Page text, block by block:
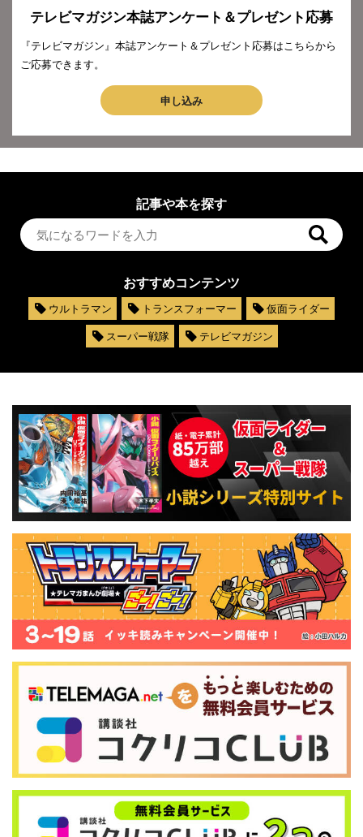
テレビマガジン本誌アンケート＆プレゼント応募
『テレビマガジン』本誌アンケート＆プレゼント応募はこちらから
ご応募できます。
申し込み
記事や本を探す
おすすめコンテンツ
ウルトラマン トランスフォーマー
仮面ライダー
スーパー戦隊
テレビマガジン